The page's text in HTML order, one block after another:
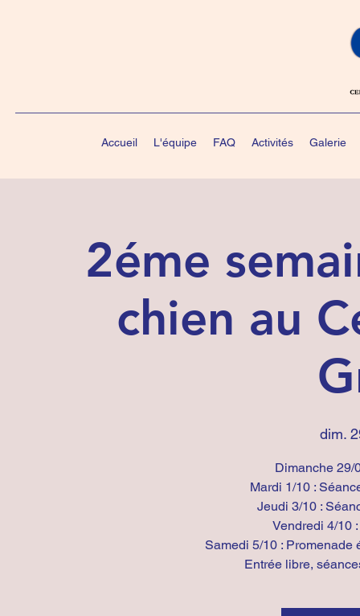
Accueil L'équipe FAQ Activités Galerie
2éme
chien au
dim.
Dimanche 29/
Mardi 1/10 :
Jeudi 3/10 :
Vendredi 4/10
Samedi 5/10 : Promenade
Entrée libre,